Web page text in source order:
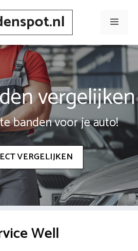
Menu
vergelijken
banden voor je auto!
VERGELIJKEN
Well